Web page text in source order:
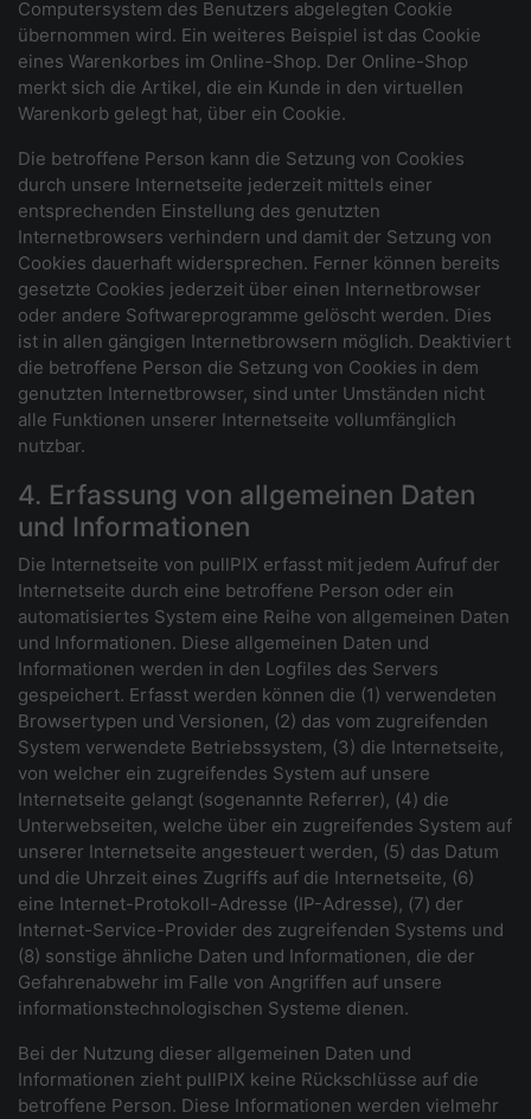
Computersystem des Benutzers abgelegten Cookie
übernommen wird. Ein weiteres Beispiel ist das Cookie
eines Warenkorbes im Online-Shop. Der Online-Shop
merkt sich die Artikel, die ein Kunde in den virtuellen
Warenkorb gelegt hat, über ein Cookie.
Die betroffene Person kann die Setzung von Cookies
durch unsere Internetseite jederzeit mittels einer
entsprechenden Einstellung des genutzten
Internetbrowsers verhindern und damit der Setzung von
Cookies dauerhaft widersprechen. Ferner können bereits
gesetzte Cookies jederzeit über einen Internetbrowser
oder andere Softwareprogramme gelöscht werden. Dies
ist in allen gängigen Internetbrowsern möglich. Deaktiviert
die betroffene Person die Setzung von Cookies in dem
genutzten Internetbrowser, sind unter Umständen nicht
alle Funktionen unserer Internetseite vollumfänglich
nutzbar.
4. Erfassung von allgemeinen Daten
und Informationen
Die Internetseite von pullPIX erfasst mit jedem Aufruf der
Internetseite durch eine betroffene Person oder ein
automatisiertes System eine Reihe von allgemeinen Daten
und Informationen. Diese allgemeinen Daten und
Informationen werden in den Logfiles des Servers
gespeichert. Erfasst werden können die (1) verwendeten
Browsertypen und Versionen, (2) das vom zugreifenden
System verwendete Betriebssystem, (3) die Internetseite,
von welcher ein zugreifendes System auf unsere
Internetseite gelangt (sogenannte Referrer), (4) die
Unterwebseiten, welche über ein zugreifendes System auf
unserer Internetseite angesteuert werden, (5) das Datum
und die Uhrzeit eines Zugriffs auf die Internetseite, (6)
eine Internet-Protokoll-Adresse (IP-Adresse), (7) der
Internet-Service-Provider des zugreifenden Systems und
(8) sonstige ähnliche Daten und Informationen, die der
Gefahrenabwehr im Falle von Angriffen auf unsere
informationstechnologischen Systeme dienen.
Bei der Nutzung dieser allgemeinen Daten und
Informationen zieht pullPIX keine Rückschlüsse auf die
betroffene Person. Diese Informationen werden vielmehr